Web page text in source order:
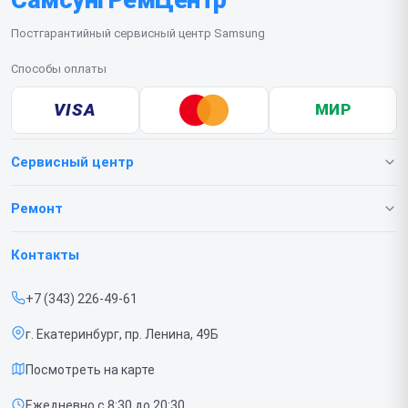
Постгарантийный сервисный центр Samsung
Способы оплаты
VISA МИР
Сервисный центр
О нашем сервисе
Срочный ремонт
Доставка и способы оплаты
Диагностика
Ремонт
Телефонов
Контакты
+7 (343) 226-49-61
г. Екатеринбург, пр. Ленина, 49Б
Посмотреть на карте
Ежедневно с 8:30 до 20:30